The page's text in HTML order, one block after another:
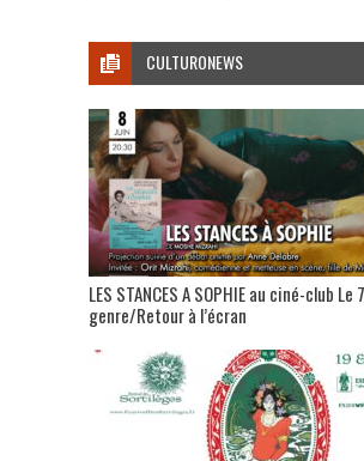
CULTURONEWS
LES STANCES A SOPHIE au ciné-club Le
genre/Retour à l’écran